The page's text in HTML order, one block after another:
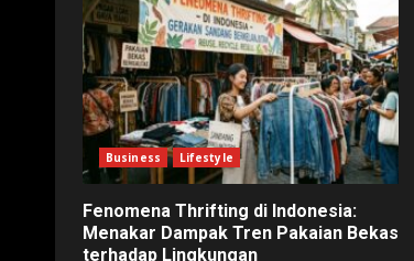
Business Lifestyle
Fenomena Thrifting di Indonesia:
Menakar Dampak Tren Pakaian Bekas
terhadap Lingkungan